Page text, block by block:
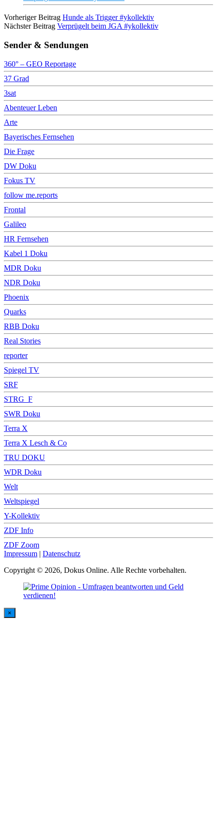
Vorheriger Beitrag Hunde als Trigger #ykollektiv
Nächster Beitrag Verprügelt beim JGA #ykollektiv
Sender & Sendungen
360° – GEO Reportage
37 Grad
3sat
Abenteuer Leben
Arte
Bayerisches Fernsehen
Die Frage
DW Doku
Fokus TV
follow me.reports
Frontal
Galileo
HR Fernsehen
Kabel 1 Doku
MDR Doku
NDR Doku
Phoenix
Quarks
RBB Doku
Real Stories
reporter
Spiegel TV
SRF
STRG_F
SWR Doku
Terra X
Terra X Lesch & Co
TRU DOKU
WDR Doku
Welt
Weltspiegel
Y-Kollektiv
ZDF Info
ZDF Zoom
Impressum | Datenschutz
Copyright © 2026, Dokus Online. Alle Rechte vorbehalten.
×